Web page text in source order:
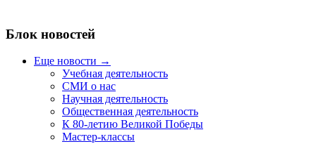
Блок новостей
Еще новости →
Учебная деятельность
СМИ о нас
Научная деятельность
Общественная деятельность
К 80-летию Великой Победы
Мастер-классы